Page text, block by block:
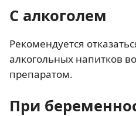
С алкоголем
Рекомендуется
алкогольных напитков
препаратом.
При